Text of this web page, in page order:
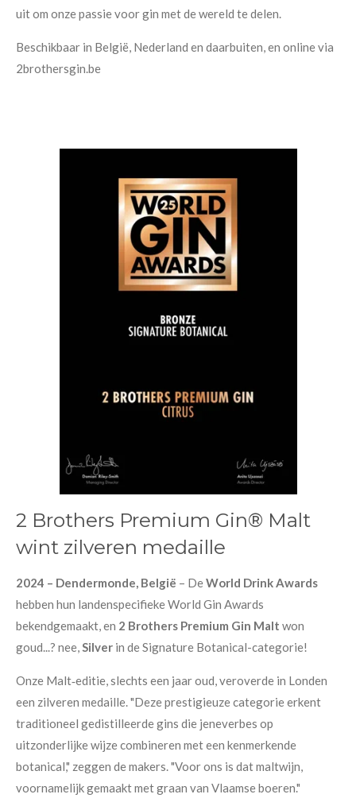
uit om onze passie voor gin met de wereld te delen.
Beschikbaar in België, Nederland en daarbuiten, en online via
2brothersgin.be
2 Brothers Premium Gin® Malt
wint zilveren medaille
2024 – Dendermonde, België – DeWorld Drink Awards
hebben hun landenspecifieke World Gin Awards
bekendgemaakt, en 2 Brothers Premium Gin Malt won
goud...? nee,Silver in de Signature Botanical-categorie!
Onze Malt‑editie, slechts een jaar oud, veroverde in Londen
een zilveren medaille. "Deze prestigieuze categorie erkent
traditioneel gedistilleerde gins die jeneverbes op
uitzonderlijke wijze combineren met een kenmerkende
botanical," zeggen de makers. "Voor ons is dat maltwijn,
voornamelijk gemaakt met graan van Vlaamse boeren."